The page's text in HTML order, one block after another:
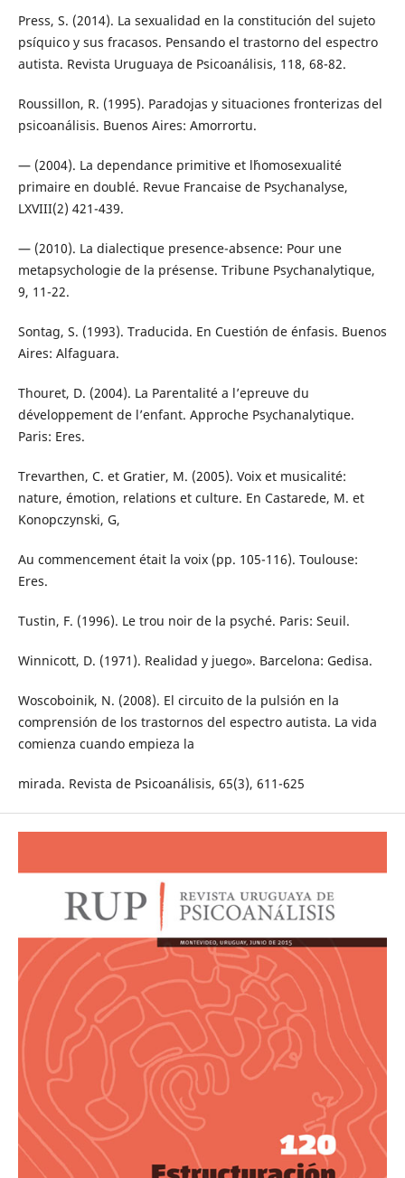
Press, S. (2014). La sexualidad en la constitución del sujeto
psíquico y sus fracasos. Pensando el trastorno del espectro
autista. Revista Uruguaya de Psicoanálisis, 118, 68-82.
Roussillon, R. (1995). Paradojas y situaciones fronterizas del
psicoanálisis. Buenos Aires: Amorrortu.
— (2004). La dependance primitive et l´homosexualité
primaire en doublé. Revue Francaise de Psychanalyse,
LXVIII(2) 421-439.
— (2010). La dialectique presence-absence: Pour une
metapsychologie de la présense. Tribune Psychanalytique,
9, 11-22.
Sontag, S. (1993). Traducida. En Cuestión de énfasis. Buenos
Aires: Alfaguara.
Thouret, D. (2004). La Parentalité a l’epreuve du
développement de l’enfant. Approche Psychanalytique.
Paris: Eres.
Trevarthen, C. et Gratier, M. (2005). Voix et musicalité:
nature, émotion, relations et culture. En Castarede, M. et
Konopczynski, G,
Au commencement était la voix (pp. 105-116). Toulouse:
Eres.
Tustin, F. (1996). Le trou noir de la psyché. Paris: Seuil.
Winnicott, D. (1971). Realidad y juego». Barcelona: Gedisa.
Woscoboinik, N. (2008). El circuito de la pulsión en la
comprensión de los trastornos del espectro autista. La vida
comienza cuando empieza la
mirada. Revista de Psicoanálisis, 65(3), 611-625